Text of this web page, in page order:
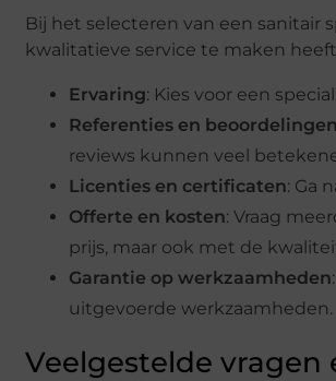
Bij het selecteren van een sanitair
kwalitatieve service te maken
Ervaring: Kies voor een
Referenties en beoordelingen
reviews kunnen veel
Licenties en certificaten: Ga
Offerte en kosten: Vraag
prijs, maar ook met de
Garantie op werkzaamheden
uitgevoerde werkzaamheden.
Veelgestelde